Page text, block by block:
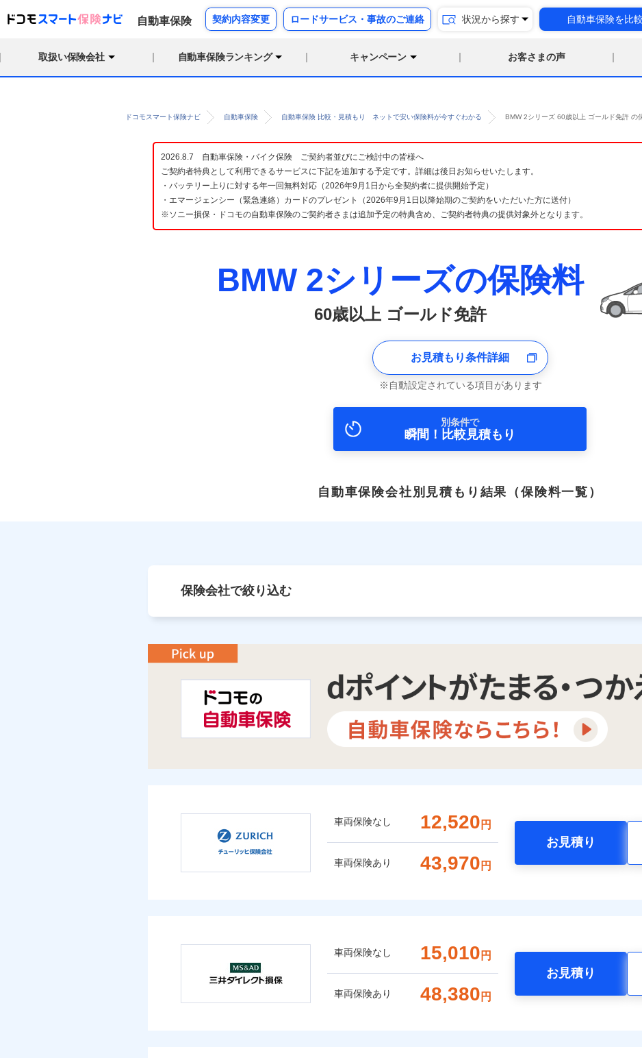
自動車保険 契約内容変更 ロードサービス・事故のご連絡 状況から探す 自動車保険を比
取扱い保険会社 自動車保険ランキング キャンペーン お客さまの声
ドコモスマート保険ナビ 自動車保険 自動車保険 比較・見積もり ネットで安い保険料が今すぐわかる BMW 2シリーズ 60歳以上 ゴールド免許 の
2026.8.7 自動車保険・バイク保険 ご契約者並びにご検討中の皆様へ
ご契約者特典として利用できるサービスに下記を追加する予定です。詳細は後日お知らせいたします。
・バッテリー上りに対する年一回無料対応（2026年9月1日から全契約者に提供開始予定）
・エマージェンシー（緊急連絡）カードのプレゼント（2026年9月1日以降始期のご契約をいただいた方に送付）
※ソニー損保・ドコモの自動車保険のご契約者さまは追加予定の特典含め、ご契約者特典の提供対象外となります。
BMW 2シリーズの保険料
60歳以上 ゴールド免許
お見積もり条件詳細
自動設定されている項目があります
別条件で
瞬間！比較見積もり
自動車保険会社別見積もり結果 （保険料一覧）
保険会社で絞り込む
車両保険なし 12,520 円
車両保険あり 43,970 円
お見積り
車両保険なし 15,010 円
車両保険あり 48,380 円
お見積り